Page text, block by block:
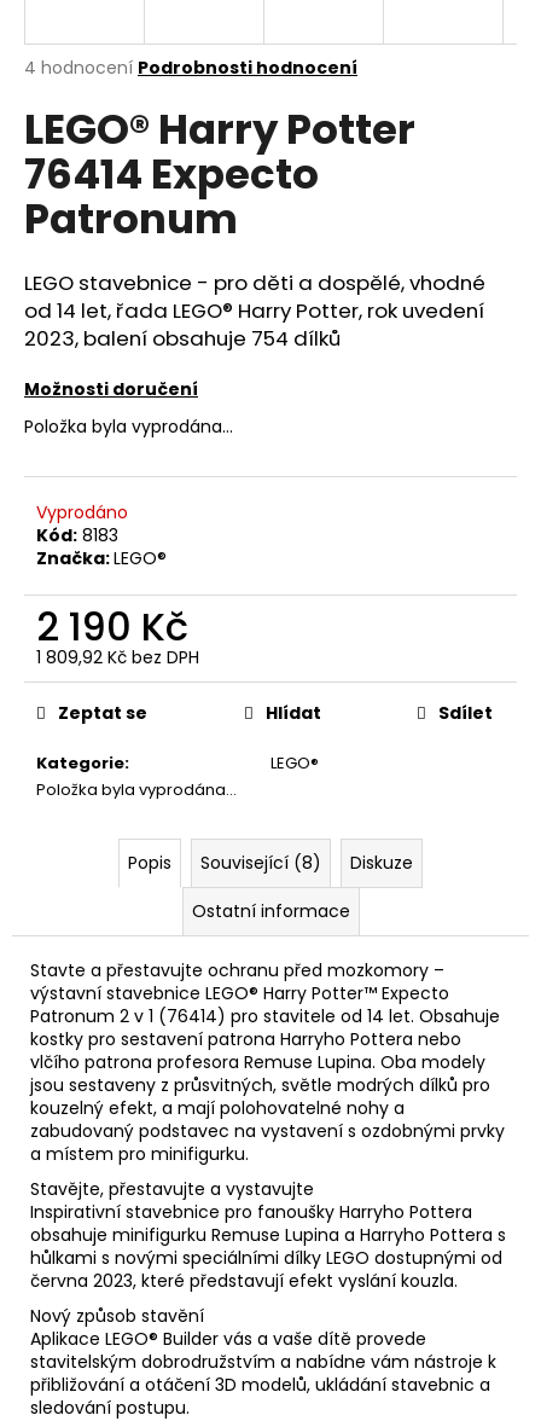
Průměrné
produktu
je
4,5
z
5
hvězdiček.
4 hodnocení Podrobnosti hodnocení
LEGO® Harry Potter
76414 Expecto
Patronum
LEGO stavebnice - pro děti a dospělé, vhodné
od 14 let, řada LEGO® Harry Potter, rok uvedení
2023, balení obsahuje 754 dílků
Možnosti doručení
Položka byla vyprodána…
Vyprodáno
Kód: 8183
Značka:LEGO®
2 190 Kč
1 809,92 Kč bez DPH
Měrná
cena:
Kategorie:
LEGO®
Položka byla vyprodána…
Zeptat se Hlídat Sdílet
Popis Související (8)
Diskuze
Ostatní informace
Stavte a přestavujte ochranu před mozkomory –
výstavní stavebnice LEGO® Harry Potter™ Expecto
Patronum 2 v 1 (76414) pro stavitele od 14 let. Obsahuje
kostky pro sestavení patrona Harryho Pottera nebo
vlčího patrona profesora Remuse Lupina. Oba modely
jsou sestaveny z průsvitných, světle modrých dílků pro
kouzelný efekt, a mají polohovatelné nohy a
zabudovaný podstavec na vystavení s ozdobnými prvky
a místem pro minifigurku.
Stavějte, přestavujte a vystavujte
Inspirativní stavebnice pro fanoušky Harryho Pottera
obsahuje minifigurku Remuse Lupina a Harryho Pottera s
hůlkami s novými speciálními dílky LEGO dostupnými od
června 2023, které představují efekt vyslání kouzla.
Nový způsob stavění
Aplikace LEGO® Builder vás a vaše dítě provede
stavitelským dobrodružstvím a nabídne vám nástroje k
přibližování a otáčení 3D modelů, ukládání stavebnic a
sledování postupu.
j
t
?
HLEDAT
D
o
p
u
č
u
j
m
e
KŘIČÍCÍ
INTERAKTIVNÍ